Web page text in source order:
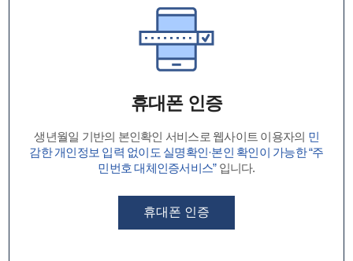
휴대폰 인증
생년월일 기반의 본인확인 서비스로 웹사이트 이용자의 민
감한 개인정보 입력 없이도 실명확인·본인 확인이 가능한 “주
민번호 대체인증서비스”입니다.
휴대폰 인증